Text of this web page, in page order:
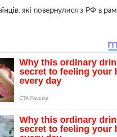
які повернулися з РФ в